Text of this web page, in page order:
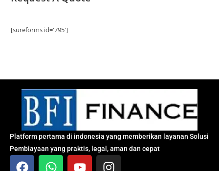
[sureforms id='795']
Platform pertama di indonesia yang memberikan layanan Solusi
Pembiayaan yang praktis, legal, aman dan cepat